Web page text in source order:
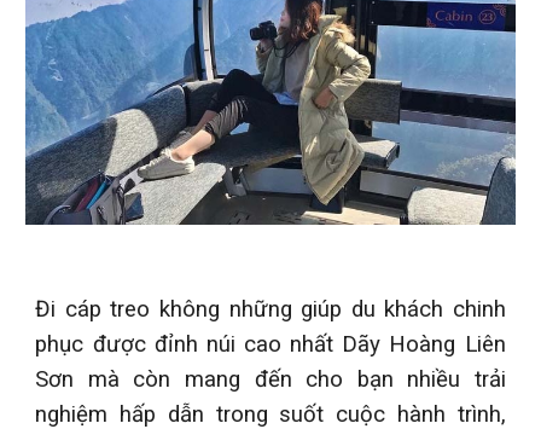
Đi cáp treo không những giúp du khách chinh
phục được đỉnh núi cao nhất Dãy Hoàng Liên
Sơn mà còn mang đến cho bạn nhiều trải
nghiệm hấp dẫn trong suốt cuộc hành trình,